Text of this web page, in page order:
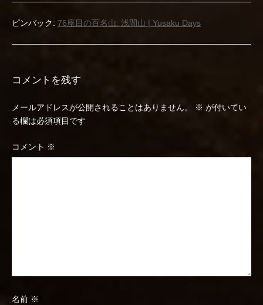
ョ
ン
ピンバック: 76座目の百名山: 浅間山 | Yusaku Days
コメントを残す
メールアドレスが公開されることはありません。 ※ が付いてい
る欄は必須項目です
コメント ※
名前 ※